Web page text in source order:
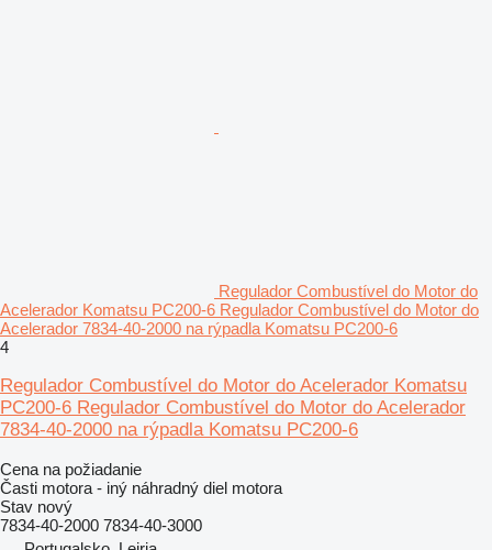
Regulador Combustível do Motor do
Acelerador Komatsu PC200-6 Regulador Combustível do Motor do
Acelerador 7834-40-2000 na rýpadla Komatsu PC200-6
4
Regulador Combustível do Motor do Acelerador Komatsu
PC200-6 Regulador Combustível do Motor do Acelerador
7834-40-2000 na rýpadla Komatsu PC200-6
Cena na požiadanie
Časti motora - iný náhradný diel motora
Stav nový
7834-40-2000 7834-40-3000